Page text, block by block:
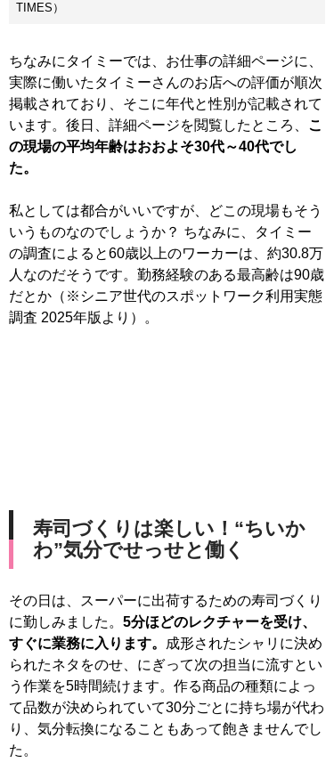
TIMES）
ちなみにタイミーでは、お仕事の詳細ページに、
実際に働いたタイミーさんのお店への評価が順次
掲載されており、そこに年代と性別が記載されて
います。後日、詳細ページを閲覧したところ、 こ
の現場の平均年齢はおおよそ30代～40代でし
た。
私としては都合がいいですが、どこの現場もそう
いうものなのでしょうか？ ちなみに、タイミー
の調査によると60歳以上のワーカーは、約30.8万
人なのだそうです。勤務経験のある最高齢は90歳
だとか（※シニア世代のスポットワーク利用実態
調査 2025年版より）。
寿司づくりは楽しい！“ちいか
わ”気分でせっせと働く
その日は、スーパーに出荷するための寿司づくり
に勤しみました。 5分ほどのレクチャーを受け、
すぐに業務に入ります。
成形されたシャリに決め
られたネタをのせ、にぎって次の担当に流すとい
う作業を5時間続けます。作る商品の種類によっ
て品数が決められていて30分ごとに持ち場が代わ
り、気分転換になることもあって飽きませんでし
た。